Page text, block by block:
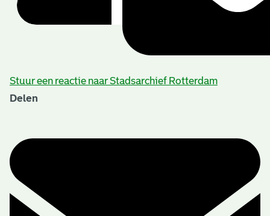
Stuur een reactie naar Stadsarchief Rotterdam
Delen